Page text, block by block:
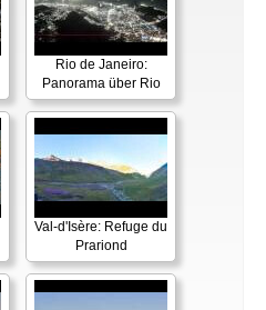
Rio de Janeiro:
Panorama über Rio
Val-d'Isère: Refuge du
Prariond